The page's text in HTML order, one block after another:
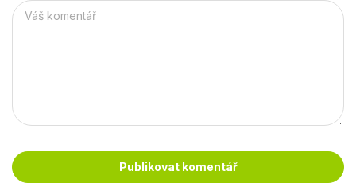
Publikovat komentář